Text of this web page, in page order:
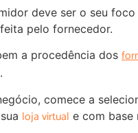
deve ser o seu
pelo fornecedor.
a procedência dos
comece a
loja virtual e com base